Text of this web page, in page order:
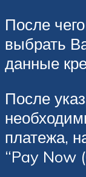
После
выбрать
данные
После
платежа,
“Pay Now